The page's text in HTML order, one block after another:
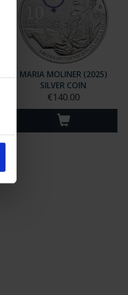
MARIA MOLINER (2025)
SILVER COIN
€140.00